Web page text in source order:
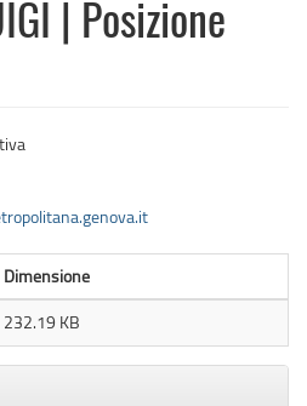
| Posizione
Dimensione
232.19 KB